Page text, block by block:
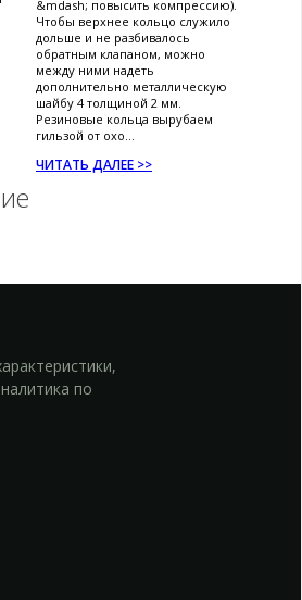
&mdash; повысить компрессию).
Чтобы верхнее кольцо служило
дольше и не разбивалось
обратным клапаном, можно
между ними надеть
дополнительно металлическую
шайбу 4 толщиной 2 мм.
Резиновые кольца вырубаем
гильзой от охо...
ЧИТАТЬ ДАЛЕЕ >>
по